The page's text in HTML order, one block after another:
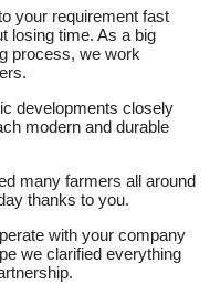
your requirement fast
losing time. As a big
process, we work
developments closely
modern and durable
many farmers all around
thanks to you.
with your company
we clarified everything